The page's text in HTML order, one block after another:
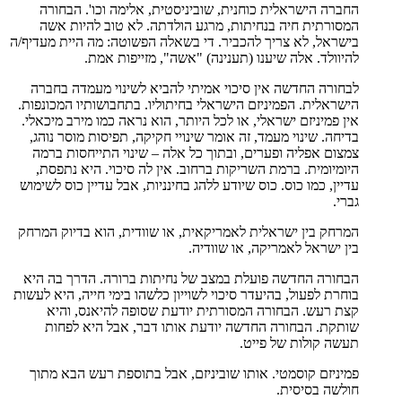
החברה הישראלית כוחנית, שוביניסטית, אלימה וכו'. הבחורה
המסורתית חיה בנחיתות, מרגע הולדתה. לא טוב להיות אשה
בישראל, לא צריך להכביר. די בשאלה הפשוטה: מה היית מעדיף/ה
להיוולד. אלה שיענו (תענינה) "אשה", מזייפות אמת.
לבחורה החדשה אין סיכוי אמיתי להביא לשינוי מעמדה בחברה
הישראלית. הפמיניזם הישראלי בחיתוליו. בתחבושותיו המכונפות.
אין פמיניזם ישראלי, או לכל היותר, הוא נראה כמו מירב מיכאלי.
בדיחה. שינוי מעמד, זה אומר שינויי חקיקה, תפיסות מוסר נוהג,
צמצום אפליה ופערים, ובתוך כל אלה – שינוי התייחסות ברמה
היומיומית. ברמת השריקות ברחוב. אין לה סיכוי. היא נתפסת,
עדיין, כמו כוס. כוס שיודע ללהג בחינניות, אבל עדיין כוס לשימוש
גברי.
המרחק בין ישראלית לאמריקאית, או שוודית, הוא בדיוק המרחק
בין ישראל לאמריקה, או שוודיה.
הבחורה החדשה פועלת במצב של נחיתות ברורה. הדרך בה היא
בוחרת לפעול, בהיעדר סיכוי לשוייון כלשהו בימי חייה, היא לעשות
קצת רעש. הבחורה המסורתית יודעת שסופה להיאנס, והיא
שותקת. הבחורה החדשה יודעת אותו דבר, אבל היא לפחות
תעשה קולות של פייט.
פמיניזם קוסמטי. אותו שוביניזם, אבל בתוספת רעש הבא מתוך
חולשה בסיסית.